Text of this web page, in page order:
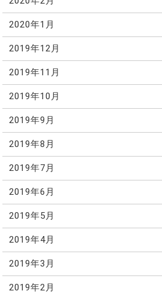
2020年1月
2019年12月
2019年11月
2019年10月
2019年9月
2019年8月
2019年7月
2019年6月
2019年5月
2019年4月
2019年3月
2019年2月